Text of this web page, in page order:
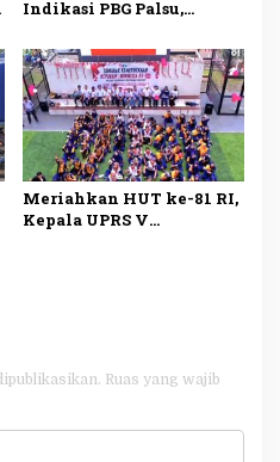
Indikasi PBG Palsu,
Diperketat
Meriahkan HUT ke-81 RI,
Kepala UPRS V
Ruas yang wajib